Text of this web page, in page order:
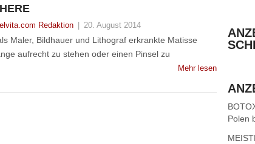
Redaktion 20. August 2014
Maler, Bildhauer und Lithograf erkrankte Matisse
aufrecht zu stehen oder einen Pinsel zu
Mehr lesen
Polen